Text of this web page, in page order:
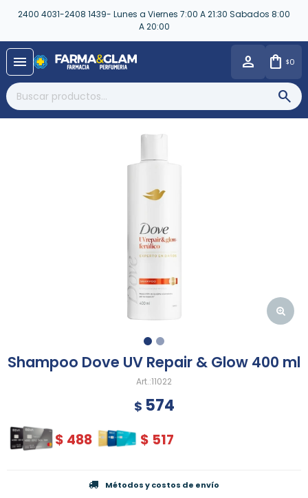
2400 4031-2408 1439- Lunes a Viernes 7:00 A 21:30 Sabados 8:00
A 20:00
menu $0
Shampoo Dove UV Repair & Glow 400 ml
11022
$ 574
$ 488 $ 517
Métodos y costos de envío